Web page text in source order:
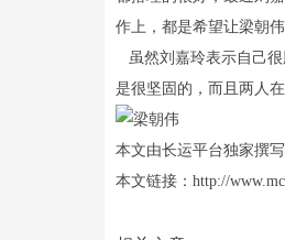
作上，都是希望让梁朝
虽然刘嘉玲表示自己很
是很坚固的，而且两人
本文由长运平台独家撰
本文链接：http://